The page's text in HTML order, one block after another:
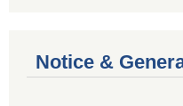
Notice &